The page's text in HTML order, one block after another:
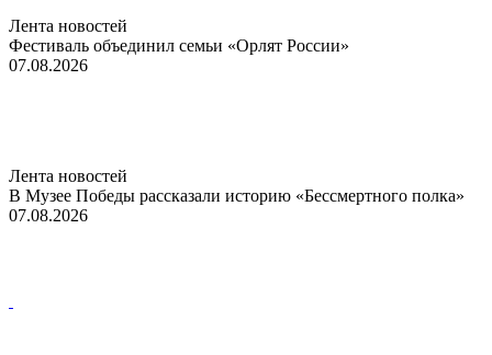
Лента новостей
Фестиваль объединил семьи «Орлят России»
07.08.2026
Лента новостей
В Музее Победы рассказали историю «Бессмертного полка»
07.08.2026